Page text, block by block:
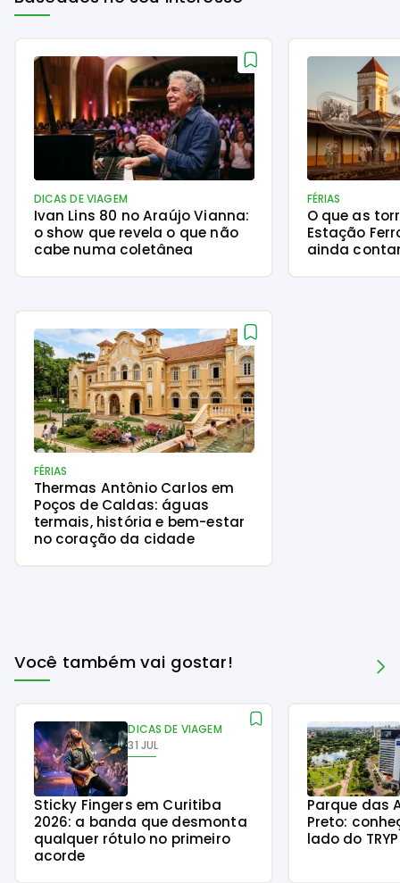
DICAS DE VIAGEM
Ivan Lins 80 no Araújo Vianna:
o show que revela o que não
cabe numa coletânea
FÉRIAS
O que as
Estação
ainda
FÉRIAS
Thermas Antônio Carlos em
Poços de Caldas: águas
termais, história e bem-estar
no coração da cidade
Você também vai gostar!
DICAS DE VIAGEM
31 JUL
Sticky Fingers em Curitiba
2026: a banda que desmonta
qualquer rótulo no primeiro
acorde
Parque das
Preto:
lado do